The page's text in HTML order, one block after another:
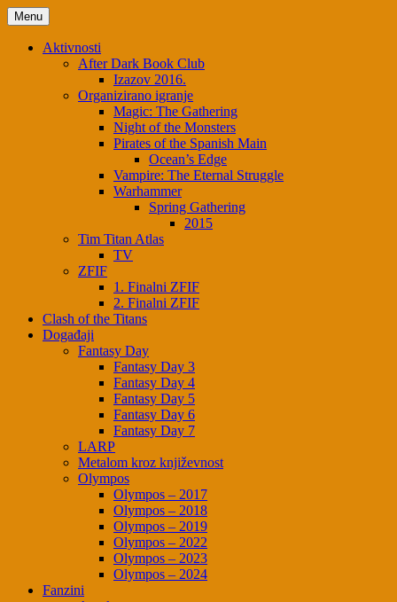
Menu
Aktivnosti
After Dark Book Club
Izazov 2016.
Organizirano igranje
Magic: The Gathering
Night of the Monsters
Pirates of the Spanish Main
Ocean’s Edge
Vampire: The Eternal Struggle
Warhammer
Spring Gathering
2015
Tim Titan Atlas
TV
ZFIF
1. Finalni ZFIF
2. Finalni ZFIF
Clash of the Titans
Događaji
Fantasy Day
Fantasy Day 3
Fantasy Day 4
Fantasy Day 5
Fantasy Day 6
Fantasy Day 7
LARP
Metalom kroz književnost
Olympos
Olympos – 2017
Olympos – 2018
Olympos – 2019
Olympos – 2022
Olympos – 2023
Olympos – 2024
Fanzini